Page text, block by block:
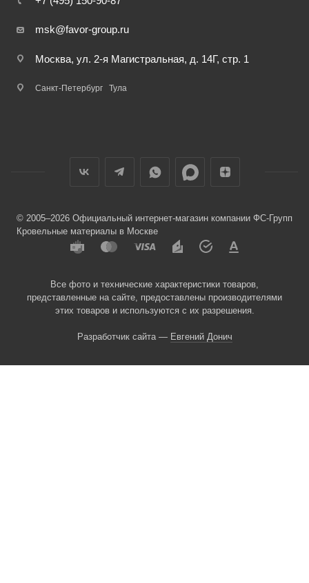
msk@favor-group.ru
Москва, ул. 2-я Магистральная, д. 14Г, стр. 1
Санкт-Петербург Тула
© 2005–2026 Официальный интернет-магазин компании ФС-Групп
Кровельные материалы в Москве
Все фото и технические характеристики товаров,
представленные на сайте, предоставлены производителями
этих товаров и используются с их разрешения.
Разработчик сайта — Евгений Донич